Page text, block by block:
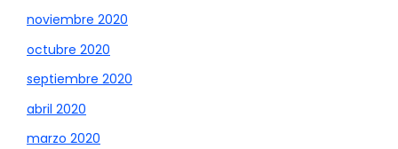
noviembre 2020
octubre 2020
septiembre 2020
abril 2020
marzo 2020